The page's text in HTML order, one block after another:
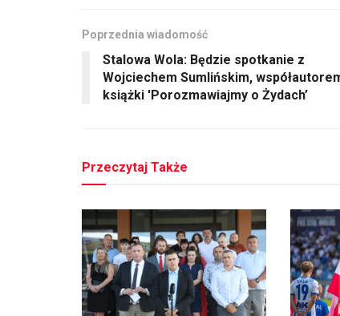
Poprzednia wiadomość
Stalowa Wola: Będzie spotkanie z
Wojciechem Sumlińskim,
książki 'Porozmawiajmy o Żydach’
Przeczytaj Także